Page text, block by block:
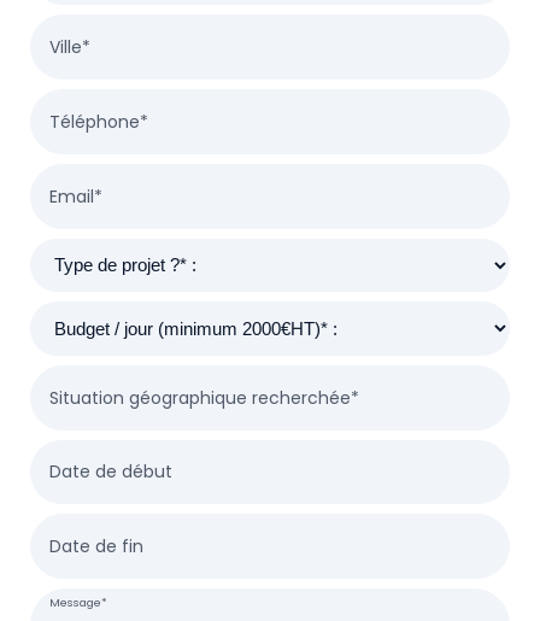
Ville*
Téléphone*
Email*
Situation géographique recherchée*
Date de début
Date de fin
Message*